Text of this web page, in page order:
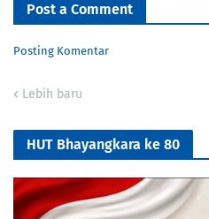
Post a Comment
Posting Komentar
Lebih baru
HUT Bhayangkara ke 80